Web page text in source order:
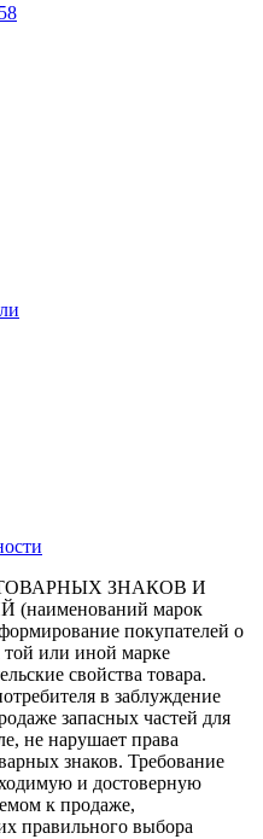
ТОВАРНЫХ ЗНАКОВ И
марок
покупателей о
той или иной марке
свойства товара.
в заблуждение
запасных частей для
не нарушает права
знаков. Требование
и достоверную
к продаже,
правильного выбора